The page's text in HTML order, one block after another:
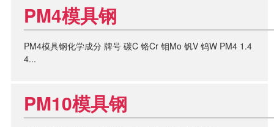
PM4模具钢
PM4模具钢化学成分 牌号 碳C 铬Cr 钼Mo 钒V 钨W PM4 1.4
4...
PM10模具钢